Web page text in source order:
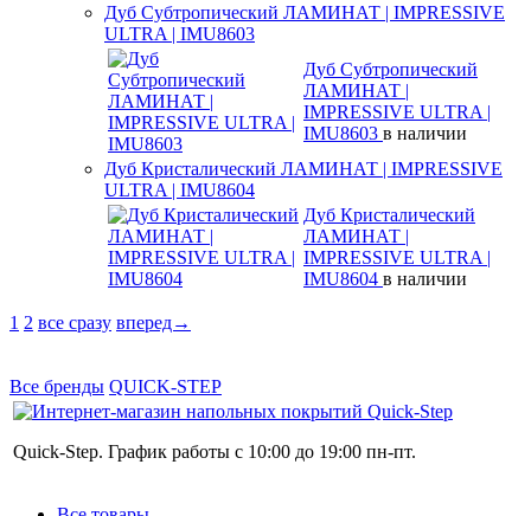
Дуб Субтропический ЛАМИНАТ | IMPRESSIVE
ULTRA | IMU8603
Дуб Субтропический
ЛАМИНАТ |
IMPRESSIVE ULTRA |
IMU8603 в наличии
Дуб Кристалический ЛАМИНАТ | IMPRESSIVE
ULTRA | IMU8604
Дуб Кристалический
ЛАМИНАТ |
IMPRESSIVE ULTRA |
IMU8604 в наличии
1 2 все сразу вперед→
Все бренды QUICK-STEP
Quick-Step. График работы с 10:00 до 19:00 пн-пт.